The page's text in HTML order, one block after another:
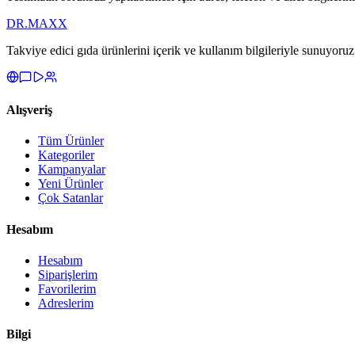
DR.MAXX
Takviye edici gıda ürünlerini içerik ve kullanım bilgileriyle
Alışveriş
Tüm Ürünler
Kategoriler
Kampanyalar
Yeni Ürünler
Çok Satanlar
Hesabım
Hesabım
Siparişlerim
Favorilerim
Adreslerim
Bilgi